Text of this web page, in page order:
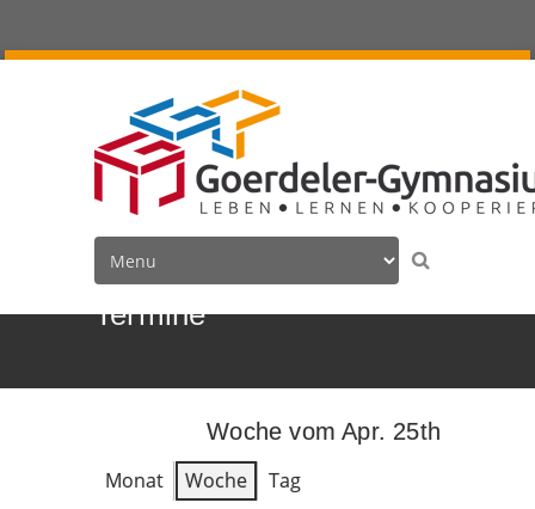
Termine
Woche vom Apr. 25th
Monat
Woche
Tag